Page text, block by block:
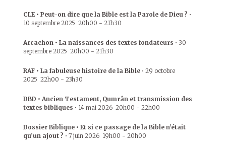
CLE • Peut-on dire que la Bible est la Parole de Dieu ? •
10 septembre 2025 20h00 - 21h30
Arcachon • La naissances des textes fondateurs • 30
septembre 2025 20h00 - 21h30
RAF • La fabuleuse histoire de la Bible • 29 octobre
2025 22h00 - 23h30
DBD • Ancien Testament, Qumrân et transmission des
textes bibliques • 14 mai 2026 20h00 - 22h00
Dossier Biblique • Et si ce passage de la Bible n’était
qu’un ajout ? • 7 juin 2026 19h00 - 20h00